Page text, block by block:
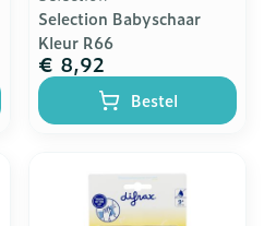
Selection Babyschaar
Kleur R66
€ 8,92
Bestel